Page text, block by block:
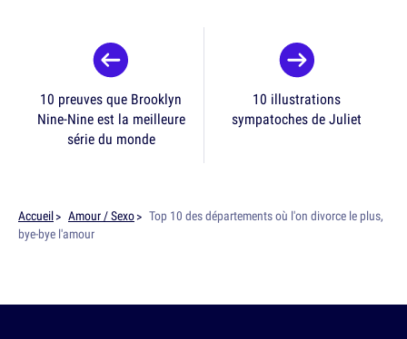
10 preuves que Brooklyn
Nine-Nine est la meilleure
série du monde
10 illustrations
sympatoches de Juliet
Accueil Amour / Sexo
Top 10 des départements où l'on divorce le plus,
bye-bye l'amour